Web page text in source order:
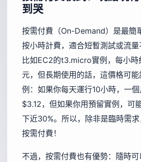
到哭
按需付費（On-Demand）是最簡
按小時計費，適合短暫測試或流量
比如EC2的t3.micro實例，每小
元，但長期使用的話，這價格可
例：如果你每天運行10小時，一
$3.12，但如果你用預留實例，可
下近30%。所以，除非是臨時需
按需付費！
不過，按需付費也有優勢：隨時可